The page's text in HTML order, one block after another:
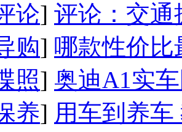
论] 评论：交通
购] 哪款性价比
照] 奥迪A1实
养] 用车到养